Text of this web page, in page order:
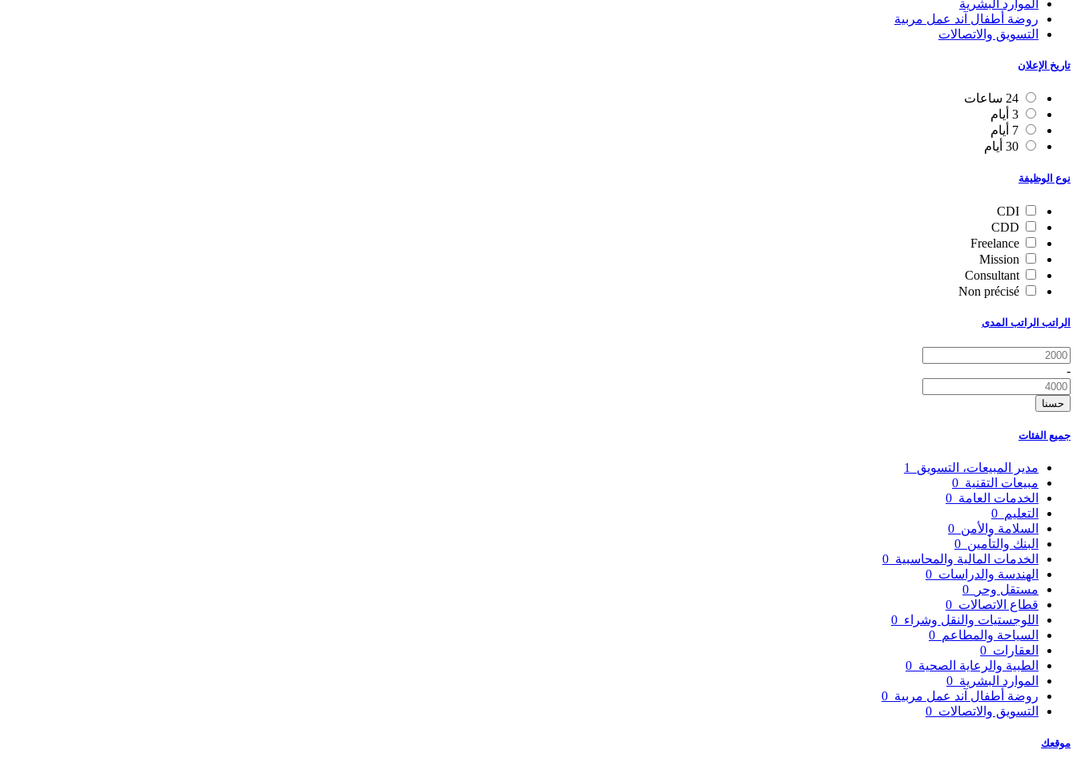
الموارد البشرية
روضة أطفال آند عمل مربية
التسويق والاتصالات
تاريخ الإعلان
24 ساعات
3 أيام
7 أيام
30 أيام
نوع الوظيفة
CDI
CDD
Freelance
Mission
Consultant
Non précisé
الراتب الراتب المدى
-
حسنا
جميع الفئات
مدير المبيعات، التسويق
مبيعات التقنية
الخدمات العامة
التعليم
السلامة والأمن
البنك والتأمين
الخدمات المالية والمحاسبية
الهندسة والدراسات
مستقل وحر
قطاع الاتصالات
اللوجستيات والنقل وشراء
السياحة والمطاعم
العقارات
الطبية والرعاية الصحية
الموارد البشرية
روضة أطفال آند عمل مربية
التسويق والاتصالات
موقعك